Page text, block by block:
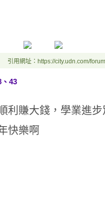
引用網址：https://city.udn.com/
43
利賺大錢，學業進
快樂啊